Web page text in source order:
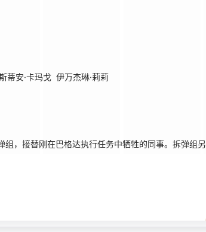
蒂安·卡玛戈 伊万杰琳·莉莉
，接替刚在巴格达执行任务中牺牲的同事。拆弹组另